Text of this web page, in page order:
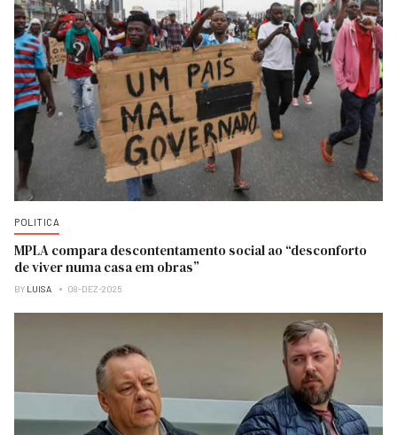
POLITICA
MPLA compara descontentamento social ao “desconforto
de viver numa casa em obras”
BY LUISA 08-DEZ-2025